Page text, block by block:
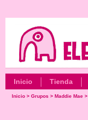
Inicio Tienda
Inicio> Grupos > Maddie Mae>